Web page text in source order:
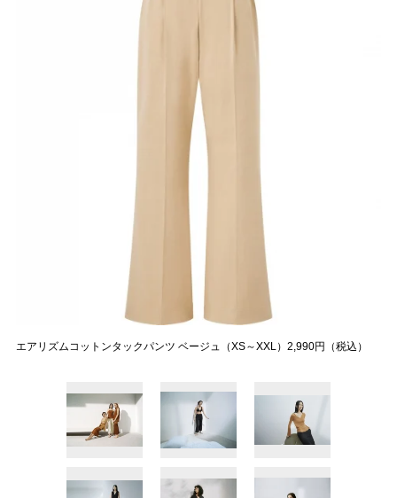
エアリズムコットンタックパンツ ベージュ（XS～XXL）2,990円（税込）